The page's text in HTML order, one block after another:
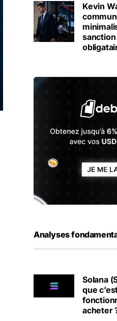
Kevin
Analyses
Solana
que
acheter